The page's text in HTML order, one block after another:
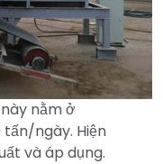
nằm ở
ngày. Hiện
và áp dụng.